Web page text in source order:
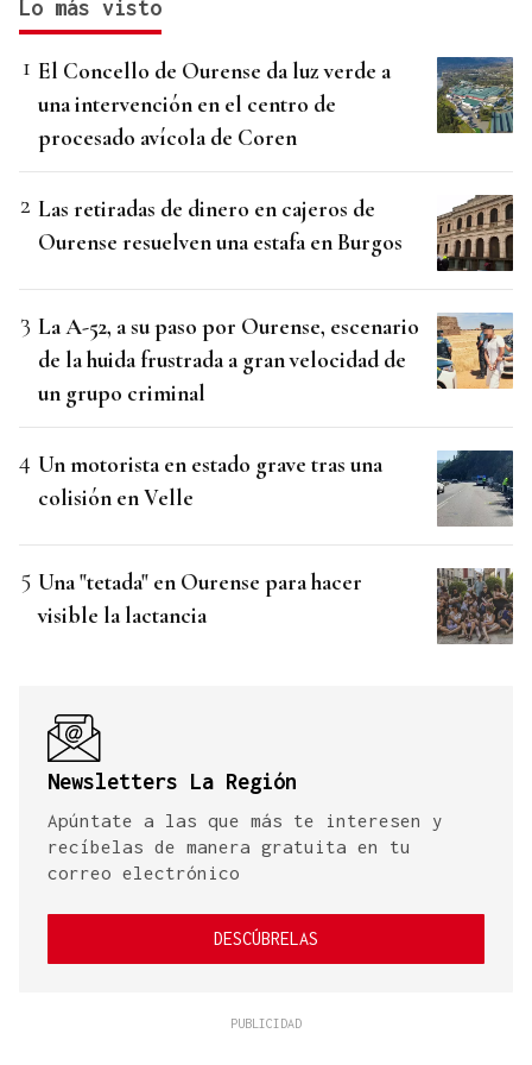
Lo más visto
El Concello de Ourense da luz verde a
una intervención en el centro de
procesado avícola de Coren
Las retiradas de dinero en cajeros de
Ourense resuelven una estafa en Burgos
La A-52, a su paso por Ourense, escenario
de la huida frustrada a gran velocidad de
un grupo criminal
Un motorista en estado grave tras una
colisión en Velle
Una "tetada" en Ourense para hacer
visible la lactancia
Newsletters La Región
Apúntate a las que más te interesen y
recíbelas de manera gratuita en tu
correo electrónico
DESCÚBRELAS